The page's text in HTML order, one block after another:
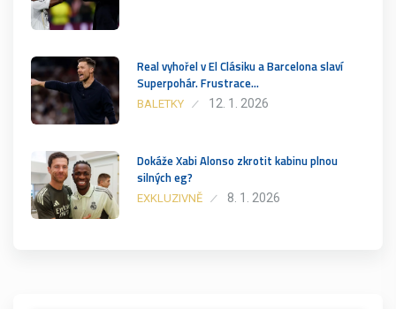
Real vyhořel v El Clásiku a Barcelona slaví
Superpohár. Frustrace…
BALETKY 12. 1. 2026
Dokáže Xabi Alonso zkrotit kabinu plnou
silných eg?
EXKLUZIVNĚ 8. 1. 2026